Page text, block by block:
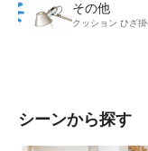
その他
クッション ひざ掛けブ
シーンから探す